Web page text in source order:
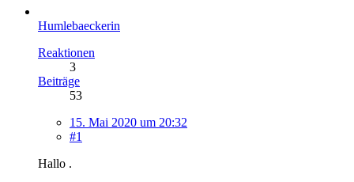
Humlebaeckerin
Reaktionen
3
Beiträge
53
15. Mai 2020 um 20:32
#1
Hallo .